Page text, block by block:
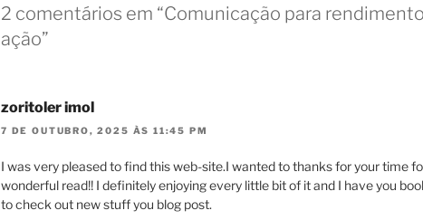
2 comentários em “Comunicação para
ação”
zoritoler imol
7 DE OUTUBRO, 2025 ÀS 11:45 PM
I was very pleased to find this web-site.I wanted to thanks for your time
wonderful read!! I definitely enjoying every little bit of it and I have you
to check out new stuff you blog post.